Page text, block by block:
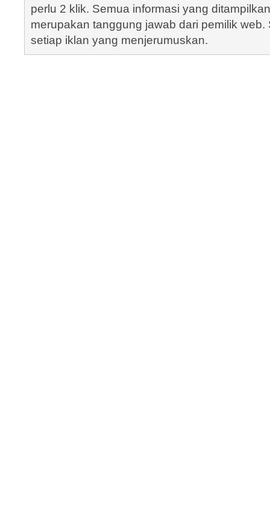
perlu 2 klik. Semua informasi yang
merupakan tanggung jawab dari pemilik
setiap iklan yang menjerumuskan.